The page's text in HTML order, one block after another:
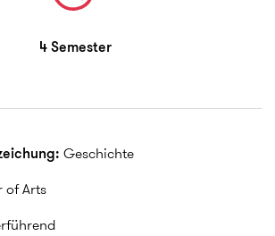
4 Semester
Geschichte
of Arts